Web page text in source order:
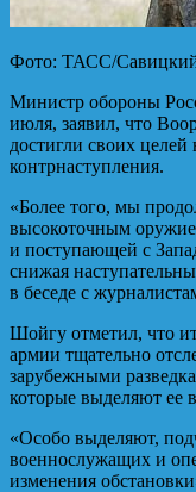
Фото: ТАСС/
Министр обороны
июля, заявил, что
достигли своих
контрнаступления.
«Более того, мы
высокоточным
и поступающей с
снижая
в беседе с
Шойгу отметил, что
армии тщательно
зарубежными
которые выделяют ее
«Особо выделяют,
военнослужащих и
изменения